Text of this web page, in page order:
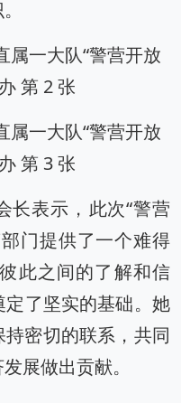
长表示，‌此次“警营
门提供了一个难得
此之间的了解和信
了坚实的基础。‌她
密切的联系，‌共同
展做出贡献。‌